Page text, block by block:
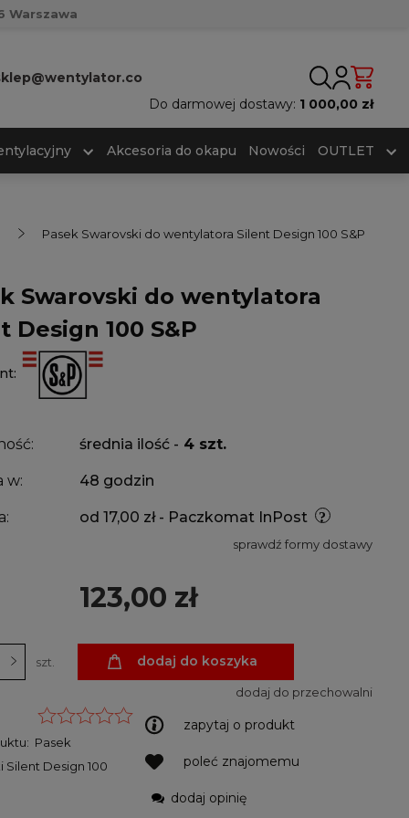
Warszawa
Do darmowej dostawy: 1 000,00 zł
Akcesoria do okapu Nowości OUTLET
Pasek Swarovski do wentylatora Silent Design 100 S&P
Swarovski do wentylatora
Design 100 S&P
średnia ilość - 4 szt.
w: 48 godzin
od 17,00 zł - Paczkomat InPost
sprawdź formy dostawy
123,00 zł
szt. dodaj do koszyka
dodaj do przechowalni
Pasek
Silent Design 100
zapytaj o produkt
poleć znajomemu
dodaj opinię